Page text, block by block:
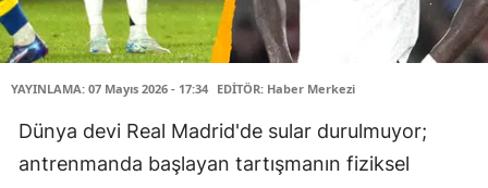
YAYINLAMA: 07 Mayıs 2026 - 17:34 EDİTÖR: Haber Merkezi
Dünya devi Real Madrid'de sular durulmuyor;
antrenmanda başlayan tartışmanın fiziksel